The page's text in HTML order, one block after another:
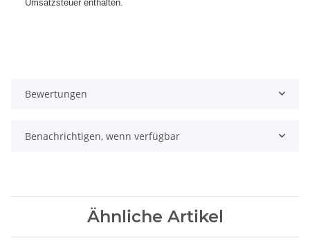
Umsatzsteuer enthalten.
Bewertungen
Benachrichtigen, wenn verfügbar
Ähnliche Artikel